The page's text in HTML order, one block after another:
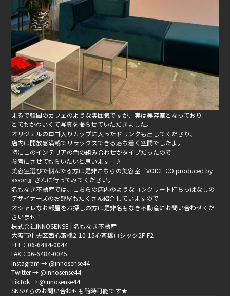
まるで韓国のカフェのような雰囲気ですが、実は美容室となっており
とてもかわいくて写真を撮らせていただきました。
オリジナルのロゴ入りカップに入ったドリンクも出してくださり、
店内は開放感満載でリラックスできる落ち着く空間でしたよ。
特にこのインテリアの色の組み合わせがタイプだったので
参考にさせてもらいたいと思います…♪
美容室選びで悩んでる方は是非こちらの美容室『VOICE CO.produced by
assort』さんに行ってみてください。
名もなき不動産では、こちらの店内のようなコンクリート打ちっぱなしの
デザイナーズのお部屋もたくさん紹介していますので
オシャレなお部屋をお探しの方は是非名もなき不動産にお問い合わせくだ
さいませ！
株式会社INNOSENSE | 名もなき不動産
大阪市中央区西心斎橋2-10-15心斎橋ロジック2F-F2
TEL：06-6484-0044
FAX：06-6484-0045
Instagram → @innosense44
Twitter → @innosense44
TikTok → @innosense44
SNSからのお問い合わせも随時可能です★